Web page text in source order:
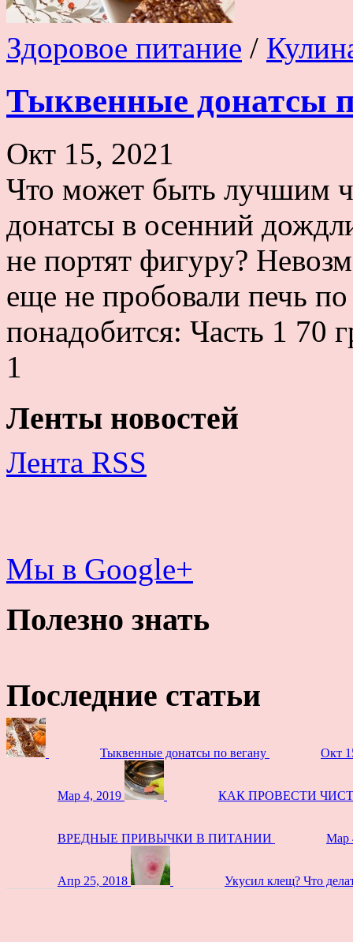
Здоровое питание /
Тыквенные донатсы
Окт 15, 2021
Что может быть лучшим
донатсы в осенний
не портят фигуру?
еще не пробовали печь
понадобится: Часть 1 70
1
Ленты новостей
Лента RSS
Мы в Google+
Полезно знать
Последние статьи
Тыквенные донатсы по вегану Окт
Мар 4, 2019 КАК ПРОВЕСТИ
ВРЕДНЫЕ ПРИВЫЧКИ В ПИТАНИИ Мар
Апр 25, 2018 Укусил клещ? Что